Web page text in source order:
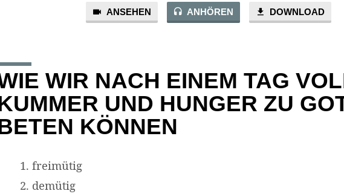
ANSEHEN ANHÖREN DOWNLOAD
WIR NACH EINEM TAG
UND HUNGER ZU
KÖNNEN
freimütig
demütig